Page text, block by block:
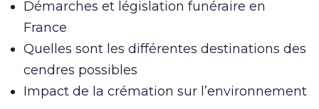
Démarches et législation funéraire en
France
Quelles sont les différentes destinations des
cendres possibles
Impact de la crémation sur l’environnement